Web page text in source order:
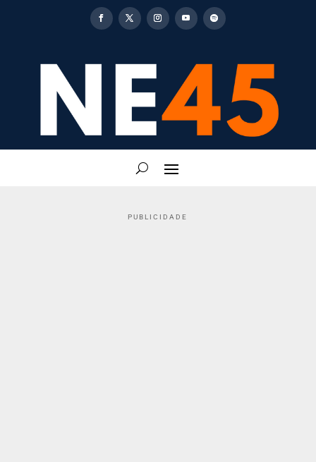
PUBLICIDADE